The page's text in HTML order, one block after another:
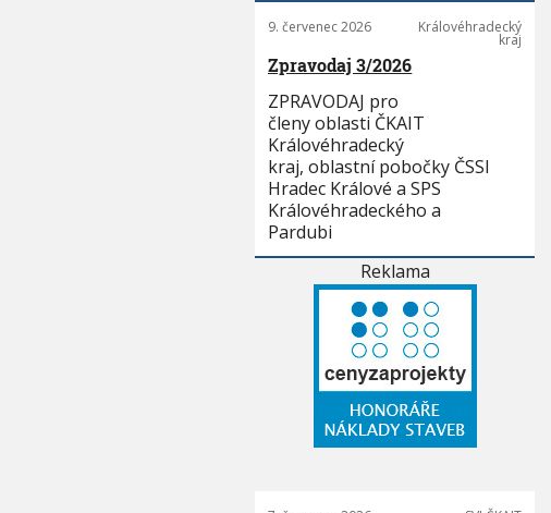
9. červenec 2026 Královéhradecký
kraj
Zpravodaj 3/2026
ZPRAVODAJ pro
členy oblasti ČKAIT
Královéhradecký
kraj, oblastní pobočky ČSSI
Hradec Králové a SPS
Královéhradeckého a
Pardubi
Reklama